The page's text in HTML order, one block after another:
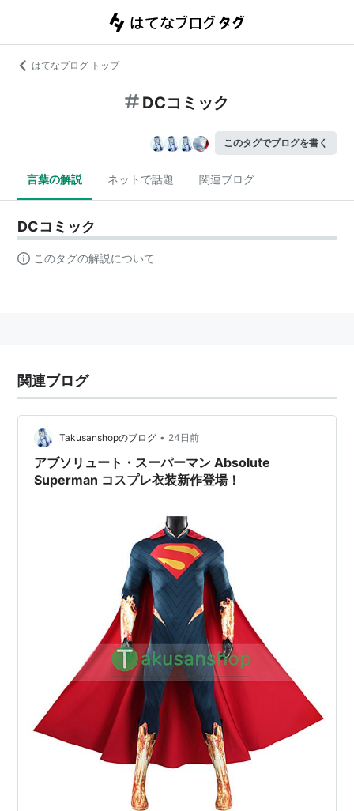
はてなブログ トップ
DCコミック
このタグでブログを書く
言葉の解説 ネットで話題 関連ブログ
DCコミック
このタグの解説について
関連ブログ
Takusanshopのブログ • 24日前
アブソリュート・スーパーマン Absolute
Superman コスプレ衣装新作登場！